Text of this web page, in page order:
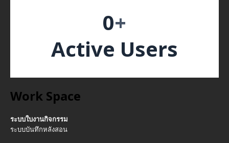
0+
Active Users
Work Space
ระบบใบงานกิจกรรม
ระบบบันทึกหลังสอน